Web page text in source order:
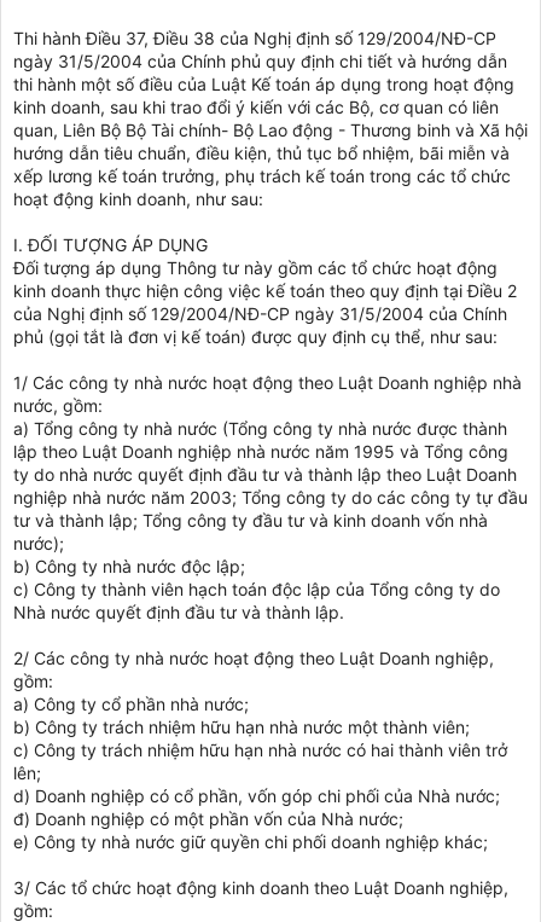
Thi hành Điều 37, Điều 38 của Nghị định số 129/2004/NĐ-CP
ngày 31/5/2004 của Chính phủ quy định chi tiết và hướng dẫn
thi hành một số điều của Luật Kế toán áp dụng trong hoạt động
kinh doanh, sau khi trao đổi ý kiến với các Bộ, cơ quan có liên
quan, Liên Bộ Bộ Tài chính- Bộ Lao động - Thương binh và Xã hội
hướng dẫn tiêu chuẩn, điều kiện, thủ tục bổ nhiệm, bãi miễn và
xếp lương kế toán trưởng, phụ trách kế toán trong các tổ chức
hoạt động kinh doanh, như sau:
I. ĐỐI TƯỢNG ÁP DỤNG
Đối tượng áp dụng Thông tư này gồm các tổ chức hoạt động
kinh doanh thực hiện công việc kế toán theo quy định tại Điều 2
của Nghị định số 129/2004/NĐ-CP ngày 31/5/2004 của Chính
phủ (gọi tắt là đơn vị kế toán) được quy định cụ thể, như sau:
1/ Các công ty nhà nước hoạt động theo Luật Doanh nghiệp nhà
nước, gồm:
a) Tổng công ty nhà nước (Tổng công ty nhà nước được thành
lập theo Luật Doanh nghiệp nhà nước năm 1995 và Tổng công
ty do nhà nước quyết định đầu tư và thành lập theo Luật Doanh
nghiệp nhà nước năm 2003; Tổng công ty do các công ty tự đầu
tư và thành lập; Tổng công ty đầu tư và kinh doanh vốn nhà
nước);
b) Công ty nhà nước độc lập;
c) Công ty thành viên hạch toán độc lập của Tổng công ty do
Nhà nước quyết định đầu tư và thành lập.
2/ Các công ty nhà nước hoạt động theo Luật Doanh nghiệp,
gồm:
a) Công ty cổ phần nhà nước;
b) Công ty trách nhiệm hữu hạn nhà nước một thành viên;
c) Công ty trách nhiệm hữu hạn nhà nước có hai thành viên trở
lên;
d) Doanh nghiệp có cổ phần, vốn góp chi phối của Nhà nước;
đ) Doanh nghiệp có một phần vốn của Nhà nước;
e) Công ty nhà nước giữ quyền chi phối doanh nghiệp khác;
3/ Các tổ chức hoạt động kinh doanh theo Luật Doanh nghiệp,
gồm: